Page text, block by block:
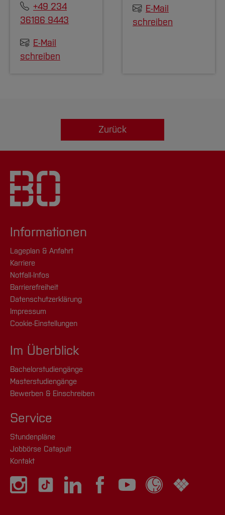
+49 234
36186 9443
E-Mail
schreiben
E-Mail
schreiben
Zurück
Informationen
Lageplan & Anfahrt
Karriere
Notfall-Infos
Barrierefreiheit
Datenschutzerklärung
Impressum
Cookie-Einstellungen
Im Überblick
Bachelorstudiengänge
Masterstudiengänge
Bewerben & Einschreiben
Service
Stundenpläne
Jobbörse Catapult
Kontakt